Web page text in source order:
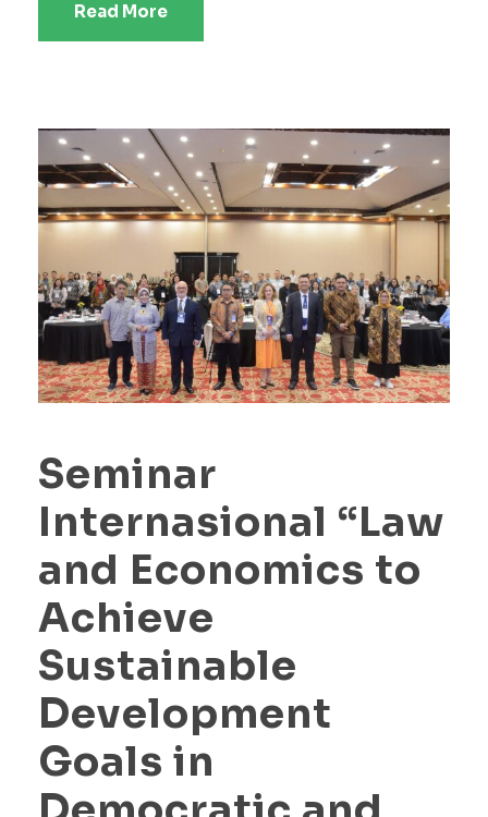
Read More
Seminar
Internasional “Law
and Economics to
Achieve
Sustainable
Development
Goals in